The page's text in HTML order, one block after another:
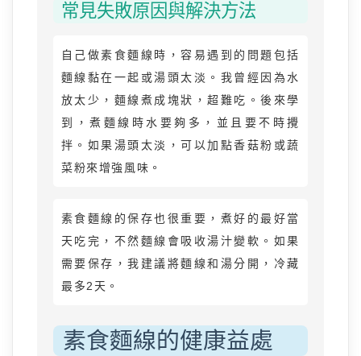
常見失敗原因與解決方法
自己做素食麵線時，容易遇到的問題包括
麵線黏在一起或湯頭太淡。我曾經因為水
放太少，麵線煮成塊狀，超難吃。後來學
到，煮麵線時水要夠多，並且要不時攪
拌。如果湯頭太淡，可以加點香菇粉或蔬
菜粉來增強風味。
素食麵線的保存也很重要，煮好的最好當
天吃完，不然麵線會吸收湯汁變軟。如果
需要保存，我建議將麵線和湯分開，冷藏
最多2天。
素食麵線的健康益處